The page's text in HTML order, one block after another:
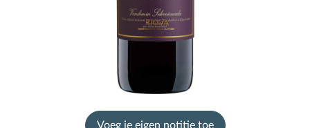
Voeg je eigen notitie toe